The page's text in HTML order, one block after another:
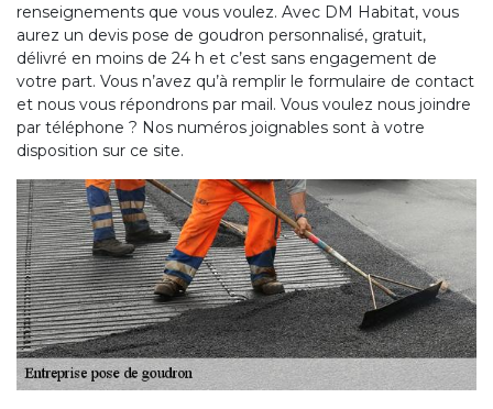
renseignements que vous voulez. Avec DM Habitat, vous
aurez un devis pose de goudron personnalisé, gratuit,
délivré en moins de 24 h et c’est sans engagement de
votre part. Vous n’avez qu’à remplir le formulaire de contact
et nous vous répondrons par mail. Vous voulez nous joindre
par téléphone ? Nos numéros joignables sont à votre
disposition sur ce site.